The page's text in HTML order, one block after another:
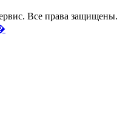
Все права защищены.